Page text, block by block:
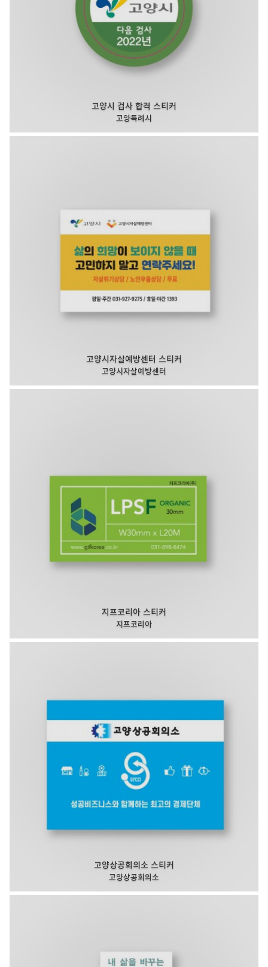
고양시 검사 합격 스티커
고양특례시
고양시자살예방센터 스티커
고양시자살예방센터
지프코리아 스티커
지프코리아
고양상공회의소 스티커
고양상공회의소